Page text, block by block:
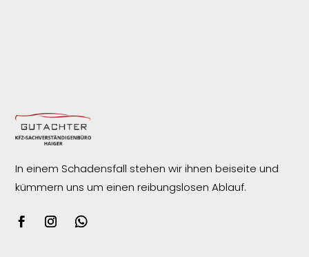
In einem Schadensfall stehen wir ihnen beiseite und
kümmern uns um einen reibungslosenAblauf.